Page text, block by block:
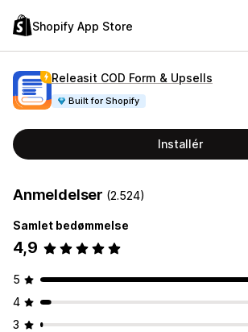
Shopify App Store
Releasit COD Form & Upsells
Built for Shopify
Installér
Anmeldelser (2.524)
Samlet bedømmelse
4,9
5
4
3